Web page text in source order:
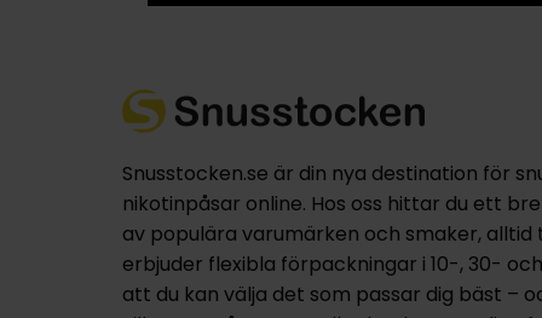
Snusstocken.se är din nya destination för
nikotinpåsar online. Hos oss hittar du ett
av populära varumärken och smaker, alltid
erbjuder flexibla förpackningar i 10-, 30-
att du kan välja det som passar dig bäst –